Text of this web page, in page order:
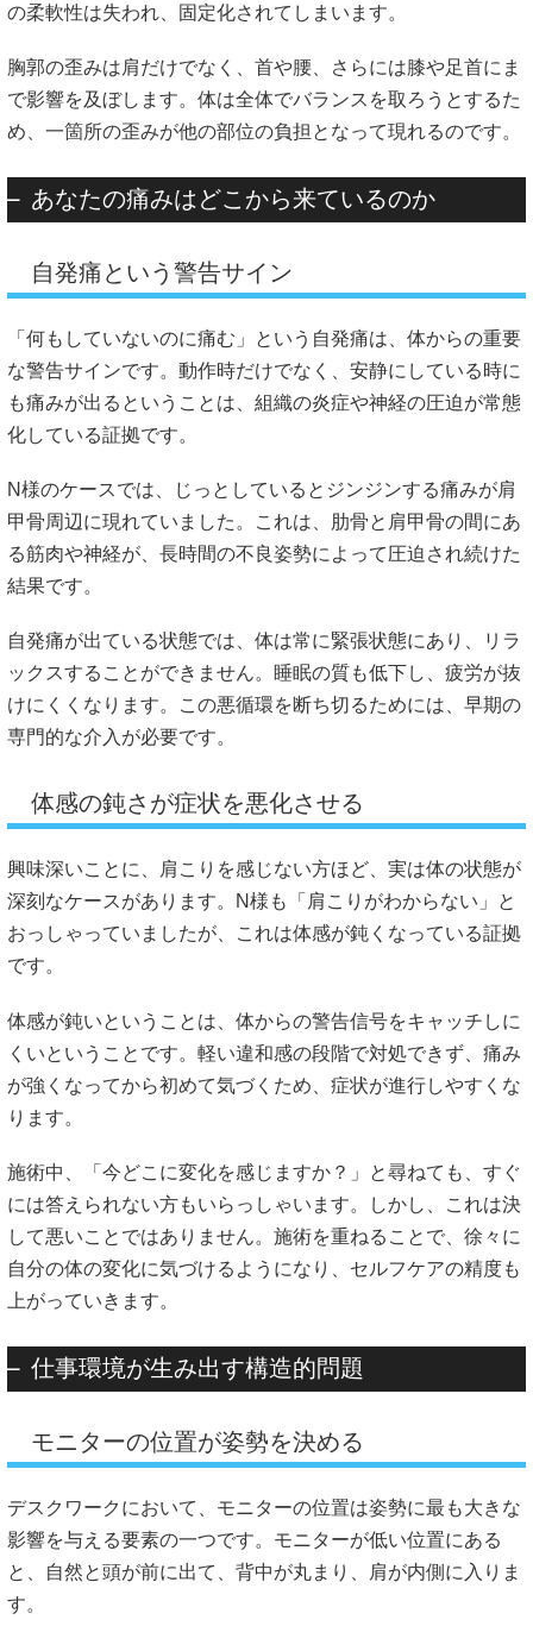
の柔軟性は失われ、固定化されてしまいます。
胸郭の歪みは肩だけでなく、首や腰、さらには膝や足首にま
で影響を及ぼします。体は全体でバランスを取ろうとするた
め、一箇所の歪みが他の部位の負担となって現れるのです。
あなたの痛みはどこから来ているのか
自発痛という警告サイン
「何もしていないのに痛む」という自発痛は、体からの重要
な警告サインです。動作時だけでなく、安静にしている時に
も痛みが出るということは、組織の炎症や神経の圧迫が常態
化している証拠です。
N様のケースでは、じっとしているとジンジンする痛みが肩
甲骨周辺に現れていました。これは、肋骨と肩甲骨の間にあ
る筋肉や神経が、長時間の不良姿勢によって圧迫され続けた
結果です。
自発痛が出ている状態では、体は常に緊張状態にあり、リラ
ックスすることができません。睡眠の質も低下し、疲労が抜
けにくくなります。この悪循環を断ち切るためには、早期の
専門的な介入が必要です。
体感の鈍さが症状を悪化させる
興味深いことに、肩こりを感じない方ほど、実は体の状態が
深刻なケースがあります。N様も「肩こりがわからない」と
おっしゃっていましたが、これは体感が鈍くなっている証拠
です。
体感が鈍いということは、体からの警告信号をキャッチしに
くいということです。軽い違和感の段階で対処できず、痛み
が強くなってから初めて気づくため、症状が進行しやすくな
ります。
施術中、「今どこに変化を感じますか？」と尋ねても、すぐ
には答えられない方もいらっしゃいます。しかし、これは決
して悪いことではありません。施術を重ねることで、徐々に
自分の体の変化に気づけるようになり、セルフケアの精度も
上がっていきます。
仕事環境が生み出す構造的問題
モニターの位置が姿勢を決める
デスクワークにおいて、モニターの位置は姿勢に最も大きな
影響を与える要素の一つです。モニターが低い位置にある
と、自然と頭が前に出て、背中が丸まり、肩が内側に入りま
す。